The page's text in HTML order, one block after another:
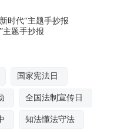
时代“主题手抄报
主题手抄报
国家宪法日
全国法制宣传日
知法懂法守法